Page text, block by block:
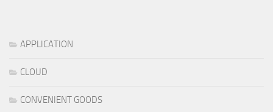
APPLICATION
CLOUD
CONVENIENT GOODS